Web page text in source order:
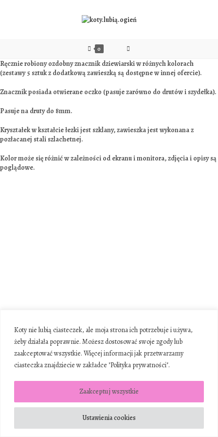
Koty nie lubią ciasteczek, ale moja strona ich potrzebuje i używa,
żeby działała poprawnie. Możesz dostosować swoje zgody lub
zaakceptować wszystkie. Więcej informacji jak przetwarzamy
ciasteczka znajdziecie w zakładce "Polityka prywatności".
Ustawienia cookies
Zaakceptuj wszystkie
0
Ręcznie robiony ozdobny znacznik dziewiarski w różnych kolorach
(zestawy 5 sztuk z dodatkową zawieszką są dostępne w innej ofercie).
Znacznik posiada otwierane oczko (pasuje zarówno do drutów i szydełka).
Pasuje na druty do 8mm.
Kryształek w kształcie łezki jest szklany, zawieszka jest wykonana z
pozłacanej stali szlachetnej.
Kolor może się różnić w zależności od ekranu i monitora, zdjęcia i opisy są
poglądowe.